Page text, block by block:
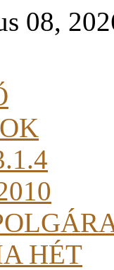
08,
HÉT